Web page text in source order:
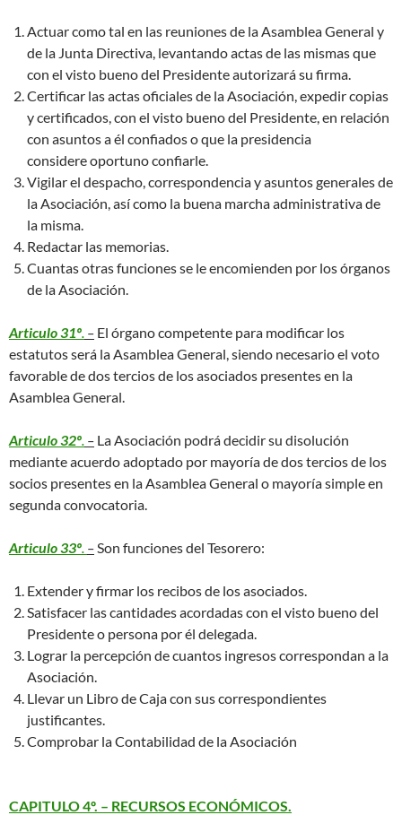
Actuar como tal en las reuniones de la Asamblea General y
de la Junta Directiva, levantando actas de las mismas que
con el visto bueno del Presidente autorizará su firma.
Certificar las actas oficiales de la Asociación, expedir copias
y certificados, con el visto bueno del Presidente, en relación
con asuntos a él confiados o que la presidencia
considere oportuno confiarle.
Vigilar el despacho, correspondencia y asuntos generales de
la Asociación, así como la buena marcha administrativa de
la misma.
Redactar las memorias.
Cuantas otras funciones se le encomienden por los órganos
de la Asociación.
Articulo 31º. – El órgano competente para modificar los
estatutos será la Asamblea General, siendo necesario el voto
favorable de dos tercios de los asociados presentes en la
Asamblea General.
Articulo 32º. – La Asociación podrá decidir su disolución
mediante acuerdo adoptado por mayoría de dos tercios de los
socios presentes en la Asamblea General o mayoría simple en
segunda convocatoria.
Articulo 33º. –Son funciones del Tesorero:
Extender y firmar los recibos de los asociados.
Satisfacer las cantidades acordadas con el visto bueno del
Presidente o persona por él delegada.
Lograr la percepción de cuantos ingresos correspondan a la
Asociación.
Llevar un Libro de Caja con sus correspondientes
justificantes.
Comprobar la Contabilidad de la Asociación
CAPITULO 4º. – RECURSOS ECONÓMICOS.